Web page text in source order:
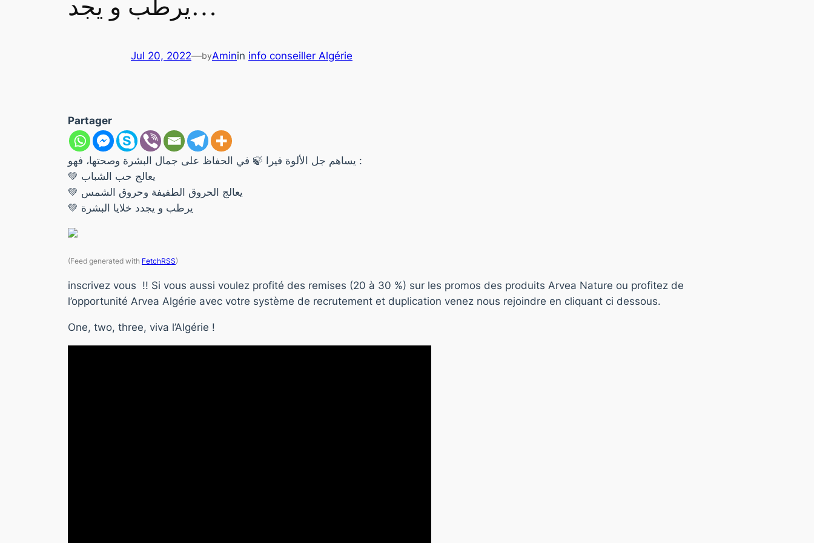
يرطب و يجد…
Jul 20, 2022—byAminin info conseiller Algérie
Partager
يساهم جل الألوة فيرا 🍃 في الحفاظ على جمال البشرة وصحتها، فهو :
💚 يعالج حب الشباب
💚 يعالج الحروق الطفيفة وحروق الشمس
💚 يرطب و يجدد خلايا البشرة
(Feed generated with FetchRSS)
inscrivez vous !! Si vous aussi voulez profité des remises (20 à 30 %) sur les promos des produits Arvea Nature ou profitez de
l’opportunité Arvea Algérie avec votre système de recrutement et duplication venez nous rejoindre en cliquant ci dessous.
One, two, three, viva l’Algérie !